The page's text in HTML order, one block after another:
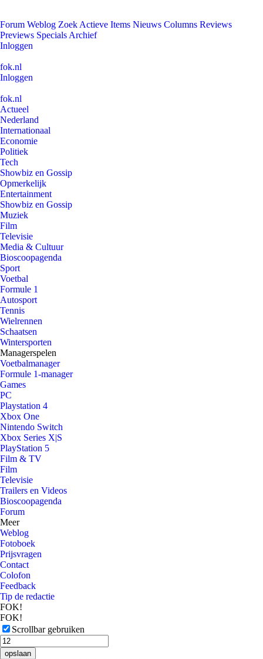
Forum Weblog Zoek Actieve Items Nieuws Columns Reviews
Previews Specials Archief
Inloggen
fok.nl
Inloggen
fok.nl
Actueel
Nederland
Internationaal
Economie
Politiek
Tech
Showbiz en Gossip
Opmerkelijk
Entertainment
Showbiz en Gossip
Muziek
Film
Televisie
Media & Cultuur
Bioscoopagenda
Sport
Voetbal
Formule 1
Autosport
Tennis
Wielrennen
Schaatsen
Wintersporten
Managerspelen
Voetbalmanager
Formule 1-manager
Games
PC
Playstation 4
Xbox One
Nintendo Switch
Xbox Series X|S
PlayStation 5
Film & TV
Film
Televisie
Trailers en Videos
Bioscoopagenda
Forum
Meer
Weblog
Fotoboek
Prijsvragen
Contact
Colofon
Feedback
Tip de redactie
FOK!
FOK!
Scrollbar gebruiken
opslaan